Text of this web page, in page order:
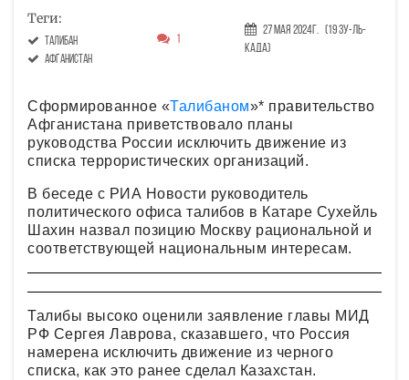
Теги:
талибан
Афганистан
1
27 Мая 2024г. (19 Зу-ль-
када)
Сформированное «Талибаном»* правительство
Афганистана приветствовало планы
руководства России исключить движение из
списка террористических организаций.
В беседе с РИА Новости руководитель
политического офиса талибов в Катаре Сухейль
Шахин назвал позицию Москву рациональной и
соответствующей национальным интересам.
Талибы высоко оценили заявление главы МИД
РФ Сергея Лаврова, сказавшего, что Россия
намерена исключить движение из черного
списка, как это ранее сделал Казахстан.